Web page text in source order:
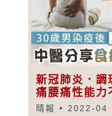
新冠肺炎．調
痛腰痛性能力
位調理後遺症
晴報 2022-04